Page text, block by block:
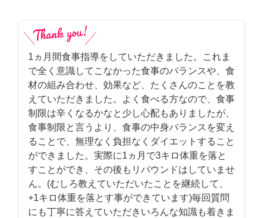
1ヵ月間食事指導をしていただきました。これま
で全く意識してこなかった食事のバランスや、食
材の組み合わせ、効果など、たくさんのことを教
えていただきました。よく食べる方なので、食事
制限は辛くなるかなと少し心配もありましたが、
食事制限と言うより、食事の中身バランスを変え
ることで、無理なく負担なくダイエットすること
ができました。実際に1ヵ月で3キロ体重を落と
すことができ、その後もリバウンドはしていませ
ん。(むしろ教えていただいたことを継続して、
+1キロ体重を落とす事ができています)毎回質問
にも丁寧に答えていただきいろんな知識も着きま